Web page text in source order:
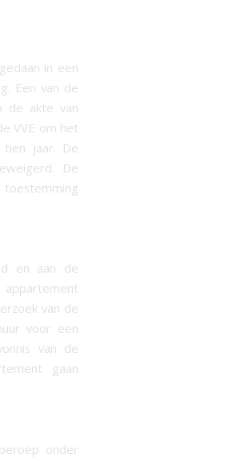
in een
Een van de
de akte van
VVE om het
tien jaar. De
De
en aan de
van de
voor een
van de
gaan
onder